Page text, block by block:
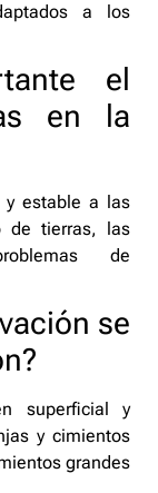
a los
el
en la
y estable a las
de tierras, las
de
se
superficial y
y cimientos
grandes